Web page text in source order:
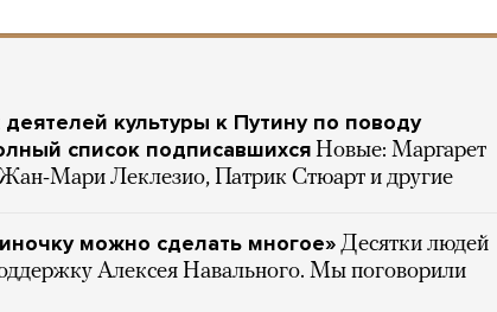
культуры к Путину по поводу
список подписавшихся Новые: Маргарет
Мари Леклезио, Патрик Стюарт и другие
можно сделать многое» Десятки людей
Алексея Навального. Мы поговорили